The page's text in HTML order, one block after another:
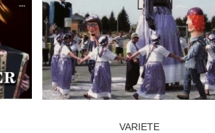
Ajouter Au Panier
VARIETE